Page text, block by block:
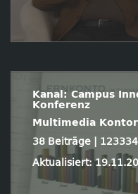
Kanal: Campus
Konferenz
Multimedia
38 Beiträge |
Aktualisiert: